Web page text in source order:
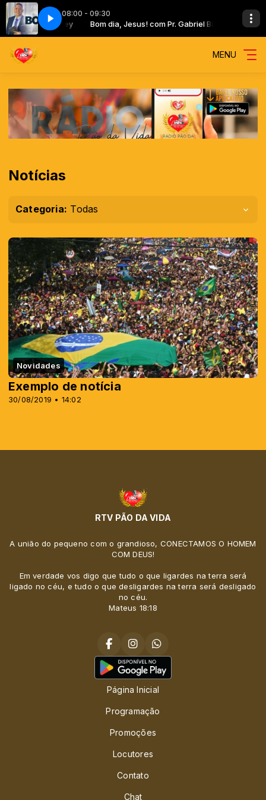
08:00 - 09:30
Pr. Gabriel Butley Bom dia, Jesus! com Pr. Gabriel Butley
No Caminho do Milagre)Davi Sacer - Deus de Promessas (DVD No
MENU
Notícias
Categoria: Todas
Novidades
30/08/2019 • 14:02
Exemplo de notícia
RTV PÃO DA VIDA
A união do pequeno com o grandioso, CONECTAMOS O HOMEM
COM DEUS!
Em verdade vos digo que tudo o que ligardes na terra será
ligado no céu, e tudo o que desligardes na terra será desligado
no céu.
Mateus 18:18
Página Inicial
Programação
Promoções
Locutores
Contato
Chat